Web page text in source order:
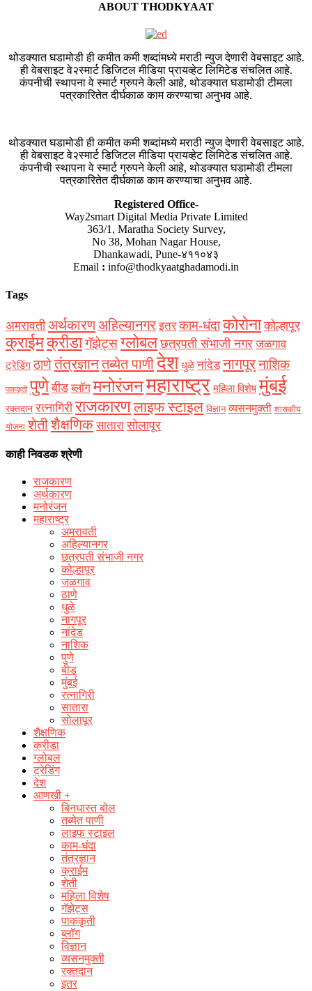
ABOUT THODKYAAT
थोडक्यात घडामोडी ही कमीत कमी शब्दांमध्ये मराठी न्युज देणारी वेबसाइट आहे.
ही वेबसाइट वे२स्मार्ट डिजिटल मीडिया प्रायव्हेट लिमिटेड संचलित आहे.
कंपनीची स्थापना वे स्मार्ट ग्रुपने केली आहे, थोडक्यात घडामोडी टीमला
पत्रकारितेत दीर्घकाळ काम करण्याचा अनुभव आहे.
थोडक्यात घडामोडी ही कमीत कमी शब्दांमध्ये मराठी न्युज देणारी वेबसाइट आहे.
ही वेबसाइट वे२स्मार्ट डिजिटल मीडिया प्रायव्हेट लिमिटेड संचलित आहे.
कंपनीची स्थापना वे स्मार्ट ग्रुपने केली आहे, थोडक्यात घडामोडी टीमला
पत्रकारितेत दीर्घकाळ काम करण्याचा अनुभव आहे.
Registered Office-
Way2smart Digital Media Private Limited
363/1, Maratha Society Survey,
No 38, Mohan Nagar House,
Dhankawadi, Pune-४११०४३
Email : info@thodkyaatghadamodi.in
Tags
अमरावती अर्थकारणअहिल्यानगर इतर काम-धंदाकोरोना कोल्हापूर
क्राईमक्रीडागॅझेट्सग्लोबल छत्रपती संभाजी नगर जळगाव
ट्रेडिंग ठाणेतंत्रज्ञानतब्येत पाणीदेश धुळे नांदेड नागपूरनाशिक
पाककृती पुणे बीड ब्लॉग मनोरंजनमहाराष्ट्र महिला विशेष मुंबई
रक्‍तदान रत्नागिरी राजकारणलाइफ स्टाइल विज्ञान व्यसनमुक्ती शासकीय
योजना शेतीशैक्षणिक सातारा सोलापूर
काही निवडक श्रेणी
राजकारण
अर्थकारण
मनोरंजन
महाराष्ट्र
अमरावती
अहिल्यानगर
छत्रपती संभाजी नगर
कोल्हापूर
जळगाव
ठाणे
धुळे
नागपूर
नांदेड
नाशिक
पुणे
बीड
मुंबई
रत्नागिरी
सातारा
सोलापूर
शैक्षणिक
क्रीडा
ग्लोबल
ट्रेडिंग
देश
आणखी +
बिनधास्त बोल
तब्येत पाणी
लाइफ स्टाइल
काम-धंदा
तंत्रज्ञान
क्राईम
शेती
महिला विशेष
गॅझेट्स
पाककृती
ब्लॉग
विज्ञान
व्यसनमुक्ती
रक्‍तदान
इतर